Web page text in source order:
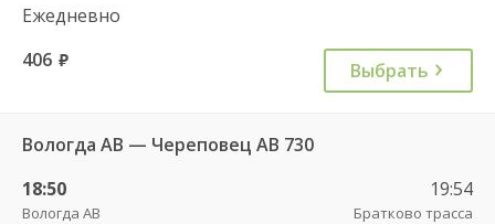
Ежедневно
406 руб. Выбрать
Вологда АВ — Череповец АВ 730
18:50
Вологда АВ
19:54
Братково трасса